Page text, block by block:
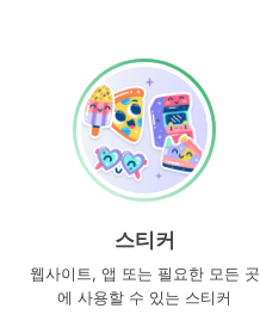
스티커
웹사이트, 앱 또는 필요한 모든 곳
에 사용할 수 있는 스티커